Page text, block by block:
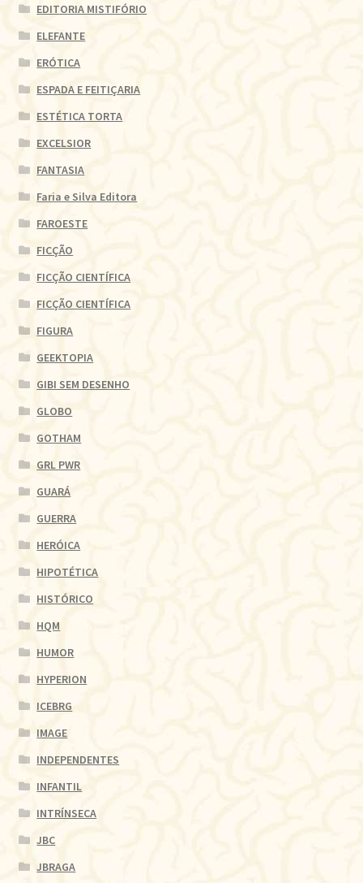
EDITORIA MISTIFÓRIO
ELEFANTE
ERÓTICA
ESPADA E FEITIÇARIA
ESTÉTICA TORTA
EXCELSIOR
FANTASIA
Faria e Silva Editora
FAROESTE
FICÇÃO
FICÇÃO CIENTÍFICA
FICÇÃO CIENTÍFICA
FIGURA
GEEKTOPIA
GIBI SEM DESENHO
GLOBO
GOTHAM
GRL PWR
GUARÁ
GUERRA
HERÓICA
HIPOTÉTICA
HISTÓRICO
HQM
HUMOR
HYPERION
ICEBRG
IMAGE
INDEPENDENTES
INFANTIL
INTRÍNSECA
JBC
JBRAGA